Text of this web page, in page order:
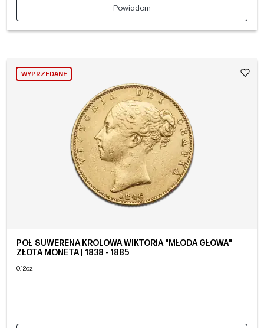
Powiadom
WYPRZEDANE
PÓŁ SUWERENA KRÓLOWA WIKTORIA "MŁODA GŁOWA"
ZŁOTA MONETA | 1838 - 1885
0.12oz